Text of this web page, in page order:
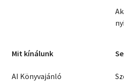
Mit kínálunk
AI Könyvajánló